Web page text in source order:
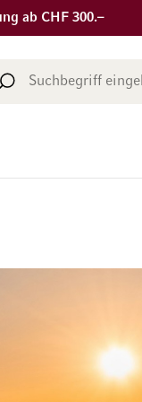
ab CHF 300.–
Suche